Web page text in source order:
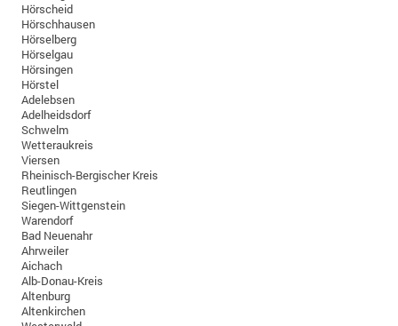
Hörscheid
Hörschhausen
Hörselberg
Hörselgau
Hörsingen
Hörstel
Adelebsen
Adelheidsdorf
Schwelm
Wetteraukreis
Viersen
Rheinisch-Bergischer Kreis
Reutlingen
Siegen-Wittgenstein
Warendorf
Bad Neuenahr
Ahrweiler
Aichach
Alb-Donau-Kreis
Altenburg
Altenkirchen